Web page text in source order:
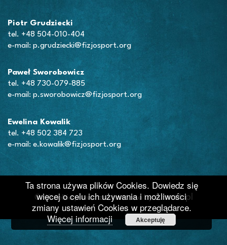
Piotr Grudziecki
tel. +48 504-010-404
e-mail: p.grudziecki@fizjosport.org
Paweł Sworobowicz
tel. +48 730-079-885
e-mail: p.sworobowicz@fizjosport.org
Ewelina Kowalik
tel. +48 502 384 723
e-mail: e.kowalik@fizjosport.org
© Wszelkie prawa zastrzeżone byArsnet.pl
Ta strona używa plików Cookies. Dowiedz się
więcej o celu ich używania i możliwości
zmiany ustawień Cookies w przeglądarce.
Więcej informacji
Akceptuję